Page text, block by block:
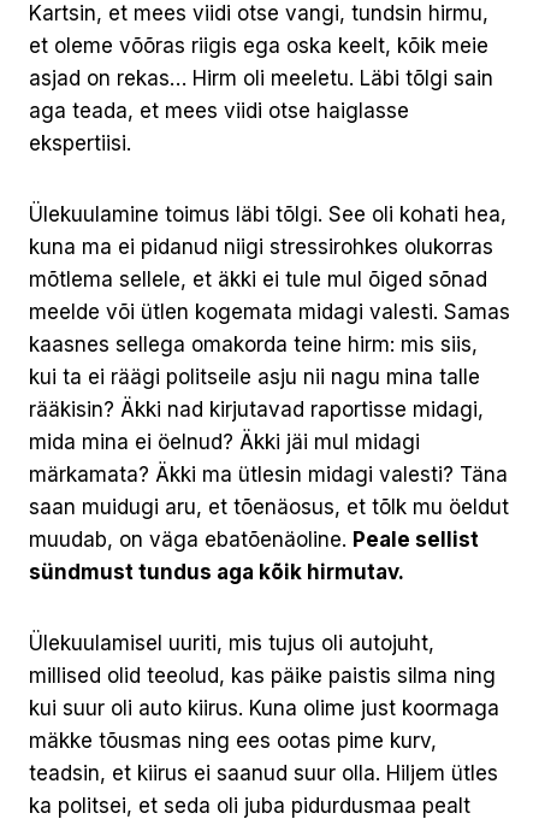
Kartsin, et mees viidi otse vangi, tundsin hirmu,
et oleme võõras riigis ega oska keelt, kõik meie
asjad on rekas… Hirm oli meeletu. Läbi tõlgi sain
aga teada, et mees viidi otse haiglasse
ekspertiisi.
Ülekuulamine toimus läbi tõlgi. See oli kohati hea,
kuna ma ei pidanud niigi stressirohkes olukorras
mõtlema sellele, et äkki ei tule mul õiged sõnad
meelde või ütlen kogemata midagi valesti. Samas
kaasnes sellega omakorda teine hirm: mis siis,
kui ta ei räägi politseile asju nii nagu mina talle
rääkisin? Äkki nad kirjutavad raportisse midagi,
mida mina ei öelnud? Äkki jäi mul midagi
märkamata? Äkki ma ütlesin midagi valesti? Täna
saan muidugi aru, et tõenäosus, et tõlk mu öeldut
muudab, on väga ebatõenäoline. Peale sellist
sündmust tundus aga kõik hirmutav.
Ülekuulamisel uuriti, mis tujus oli autojuht,
millised olid teeolud, kas päike paistis silma ning
kui suur oli auto kiirus. Kuna olime just koormaga
mäkke tõusmas ning ees ootas pime kurv,
teadsin, et kiirus ei saanud suur olla. Hiljem ütles
ka politsei, et seda oli juba pidurdusmaa pealt